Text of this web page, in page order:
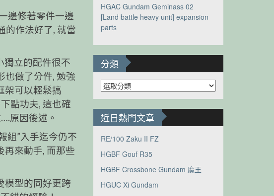
邊修著零件一邊
的作法好了, 就當
獨立的配件很不
也做了分件, 勉強
架可以輕鬆搞
點功夫, 這也確
原因後述。
組”入手迄今仍不
再來動手, 而那些
模型的同好更跨
HGAC Gundam Geminass 02
[Land battle heavy unit] expansion
parts
分類
分
類
近日熱門文章
RE/100 Zaku II FZ
HGBF Gouf R35
HGBF Crossbone Gundam 魔王
HGUC Xi Gundam